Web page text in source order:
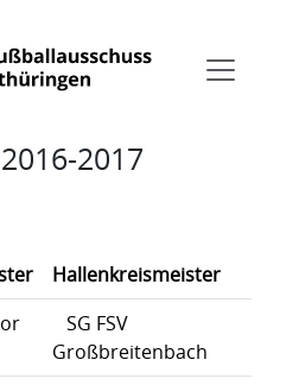
2017
Hallenkreismeister
SG FSV
Großbreitenbach